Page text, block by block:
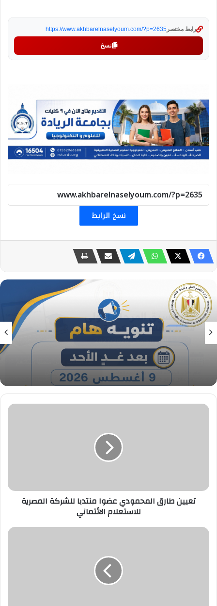
رابط مختصر https://www.akhbarelnaselyoum.com/?p=2635
نسخ
نسخ الرابط
تعليم
مكتب التنسيق: الأحد المقبل آخر موعد لتسجيل
رغبات المرحلة الأولى للتنسيق الإلكتروني.. ولا مد
لفترة التسجيل
تعيين
الائتماني
تعيين طارق المحمودي عضوا منتدبا للشركة المصرية
للاستعلام الائتماني
للناجحين